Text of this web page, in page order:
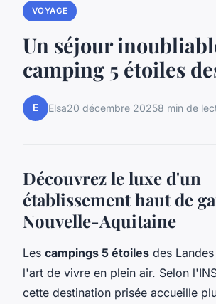
VOYAGE
Un séjour
camping 5 étoiles
E Elsa20 décembre 20258 min de
Découvrez le luxe d'un
établissement haut de
Nouvelle-Aquitaine
Les campings 5 étoiles des
l'art de vivre en plein air. Selon
cette destination prisée accueille